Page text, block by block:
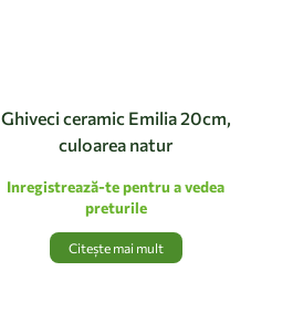
Ghiveci ceramic Emilia 20cm,
culoarea natur
Inregistrează-te pentru a vedea
preturile
Citește mai mult